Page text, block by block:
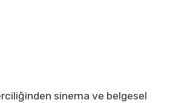
sinema ve belgesel